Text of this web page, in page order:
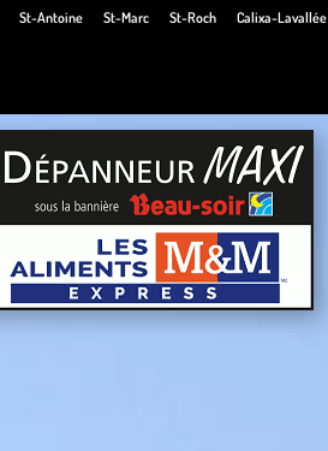
St-Antoine St-Marc St-Roch Calixa-Lavallée